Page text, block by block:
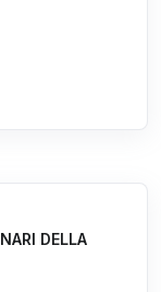
DELLA